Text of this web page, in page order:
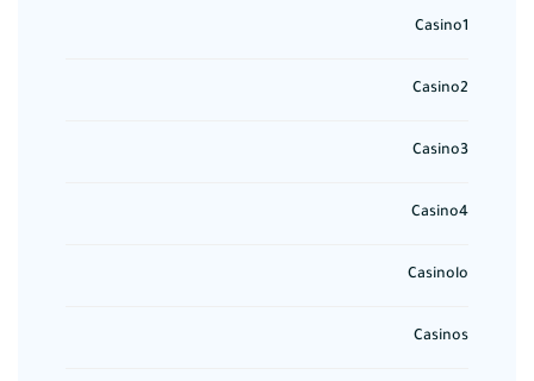
Casino1
Casino2
Casino3
Casino4
Casinolo
Casinos